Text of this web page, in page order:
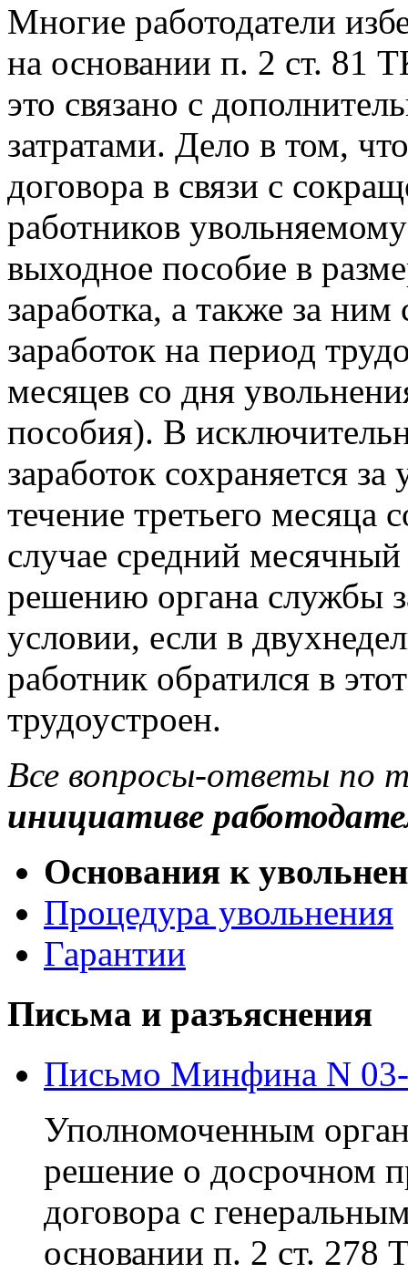
Многие работодатели
на основании п. 2 ст. 81
это связано с
затратами. Дело в том,
договора в связи с
работников
выходное пособие в
заработка, а также за
заработок на период
месяцев со дня
пособия). В
заработок сохраняется
течение третьего месяца
случае средний месячный
решению органа службы
условии, если в
работник обратился в
трудоустроен.
Все вопросы-ответы по
инициативе
Основания к
Процедура увольнения
Гарантии
Письма и разъяснения
Письмо Минфина N 03-
Уполномоченным
решение о досрочном
договора с
основании п. 2 ст. 278